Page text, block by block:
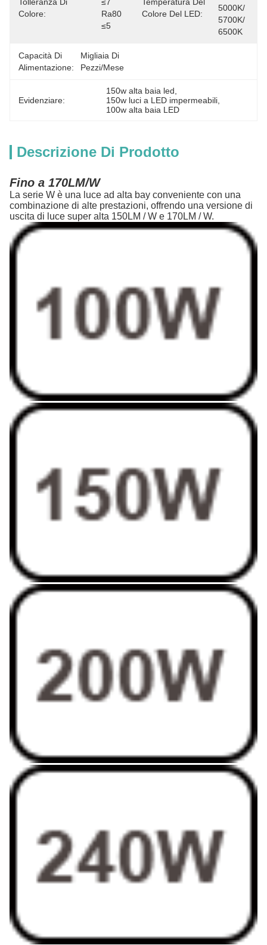
Colore:
Ra80
≤5
Colore Del LED:
5000K/
5700K/
6500K
Capacità Di
Alimentazione:
Migliaia Di
Pezzi/mese
Evidenziare:
150w alta baia led
150w luci a LED impermeabili
100w alta baia LED
Descrizione Di Prodotto
Fino a 170LM/W
La serie W è una luce ad alta bay conveniente con una
combinazione di alte prestazioni, offrendo una versione di
uscita di luce super alta 150LM / W e 170LM / W.